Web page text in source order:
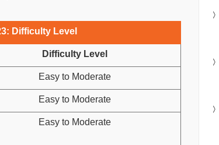
Difficulty Level
Difficulty Level
Easy to Moderate
Easy to Moderate
Easy to Moderate